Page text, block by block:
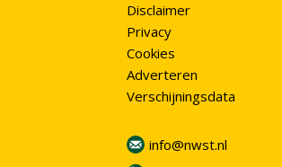
Disclaimer
Privacy
Cookies
Adverteren
Verschijningsdata
info@nwst.nl